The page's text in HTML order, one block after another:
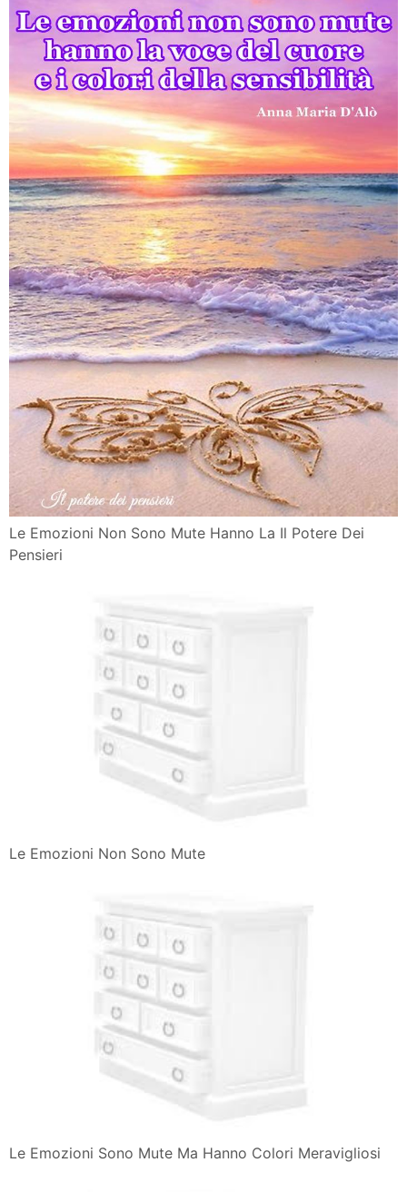
Le Emozioni Non Sono Mute Hanno La Il Potere Dei
Pensieri
Le Emozioni Non Sono Mute
Le Emozioni Sono Mute Ma Hanno Colori Meravigliosi